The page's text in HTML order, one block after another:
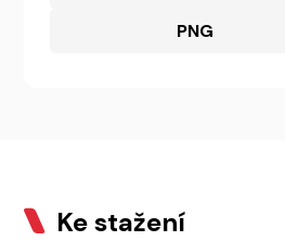
PNG
Ke stažení